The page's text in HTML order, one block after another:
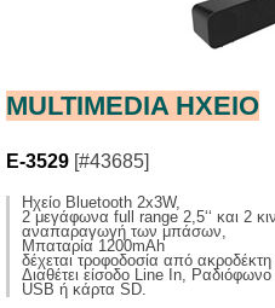
MULTIMEDIA HXΕΙΟ
E-3529 [#43685]
Ηχείο Bluetooth 2x3W,
2 μεγάφωνα full range 2,5‘‘ και 2
αναπαραγωγή των μπάσων,
Μπαταρία 1200mAh
δέχεται τροφοδοσία από
Διαθέτει είσοδο Line In,
USB ή κάρτα SD.